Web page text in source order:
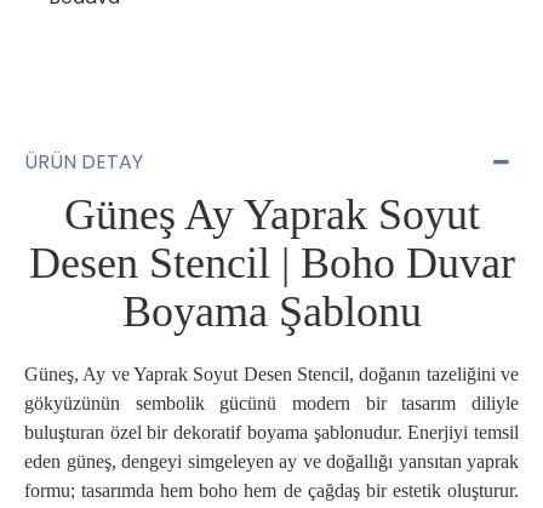
ÜRÜN DETAY
Güneş Ay Yaprak Soyut
Desen Stencil | Boho Duvar
Boyama Şablonu
Güneş, Ay ve Yaprak Soyut Desen Stencil, doğanın tazeliğini ve
gökyüzünün sembolik gücünü modern bir tasarım diliyle
buluşturan özel bir dekoratif boyama şablonudur. Enerjiyi temsil
eden güneş, dengeyi simgeleyen ay ve doğallığı yansıtan yaprak
formu; tasarımda hem boho hem de çağdaş bir estetik oluşturur.